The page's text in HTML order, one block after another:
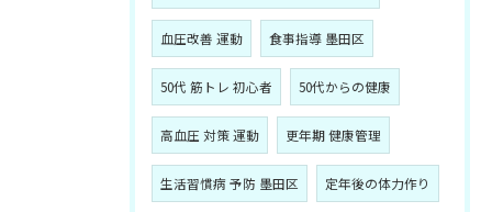
血圧改善 運動 食事指導 墨田区
50代 筋トレ 初心者 50代からの健康
高血圧 対策 運動 更年期 健康管理
生活習慣病 予防 墨田区 定年後の体力作り